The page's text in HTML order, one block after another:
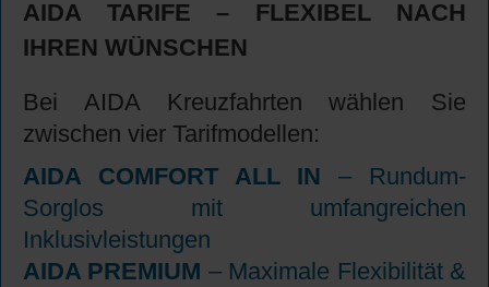
AIDA TARIFE – FLEXIBEL NACH
IHREN WÜNSCHEN
Bei AIDA Kreuzfahrten wählen Sie
zwischen vier Tarifmodellen:
AIDA COMFORT ALL IN – Rundum-
Sorglos mit umfangreichen
Inklusivleistungen
AIDA PREMIUM – Maximale Flexibilität &